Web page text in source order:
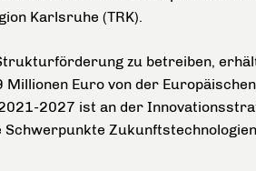
Karlsruhe (TRK).
zu betreiben,
Euro von der
2027 ist an der